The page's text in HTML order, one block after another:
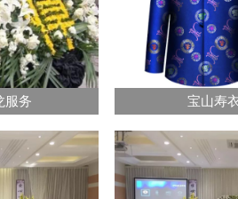
服务 宝山寿